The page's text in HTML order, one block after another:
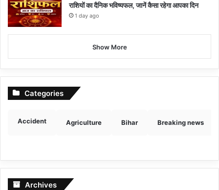
राशियों का दैनिक भविष्यफल, जानें कैसा रहेगा आपका दिन
1 day ago
Show More
Categories
Accident Agriculture Bihar Breaking news
Archives Archives